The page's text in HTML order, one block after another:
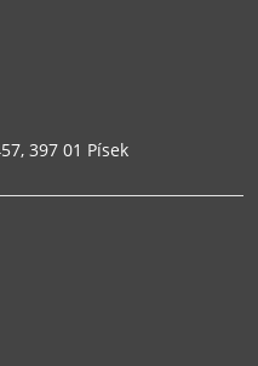
397 01 Písek